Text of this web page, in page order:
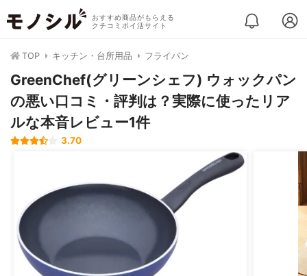
おすすめ商品がもらえる
クチコミポイ活サイト
TOP キッチン・台所用品 フライパン
GreenChef(グリーンシェフ) ウォックパン
の悪い口コミ・評判は？実際に使ったリア
ルな本音レビュー1件
3.70